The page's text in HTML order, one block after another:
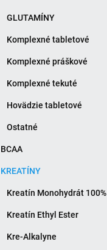
GLUTAMÍNY
Komplexné tabletové
Komplexné práškové
Komplexné tekuté
Hovädzie tabletové
Ostatné
BCAA
KREATÍNY
Kreatín Monohydrát 100%
Kreatín Ethyl Ester
Kre-Alkalyne